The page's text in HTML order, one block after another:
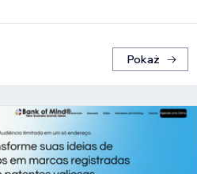
Pokaż